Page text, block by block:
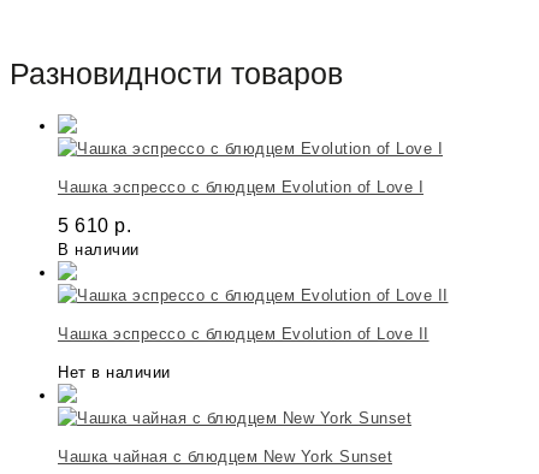
Разновидности товаров
Чашка эспрессо с блюдцем Evolution of Love I
5 610 р.
В наличии
Чашка эспрессо с блюдцем Evolution of Love II
Нет в наличии
Чашка чайная с блюдцем New York Sunset